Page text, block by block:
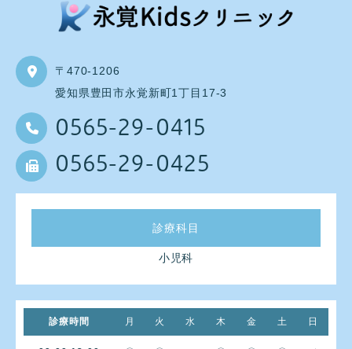
〒470-1206
愛知県豊田市永覚新町1丁目17-3
0565-29-0415
0565-29-0425
診療科目
小児科
診療時間 月 火 水 木 金 土 日